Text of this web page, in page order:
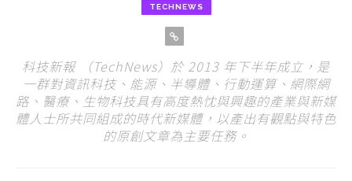
TECHNEWS
科技新報 （TechNews）於 2013 年下半年成立，是
一群對資訊科技、能源、半導體、行動運算、網際網
路、醫療、生物科技具有高度熱忱與興趣的產業與新媒
體人士所共同組成的時代新媒體，以產出有觀點與特色
的原創文章為主要任務。